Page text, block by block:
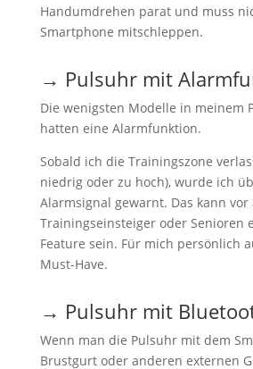
Handumdrehen parat und muss
Smartphone mitschleppen.
→ Pulsuhr mit
Die wenigsten Modelle in meinem
hatten eine Alarmfunktion.
Sobald ich die Trainingszone
niedrig oder zu hoch), wurde ich
Alarmsignal gewarnt. Das kann
Trainingseinsteiger oder Senioren
Feature sein. Für mich persönlich
Must-Have.
→ Pulsuhr mit
Wenn man die Pulsuhr mit dem
Brustgurt oder anderen externen